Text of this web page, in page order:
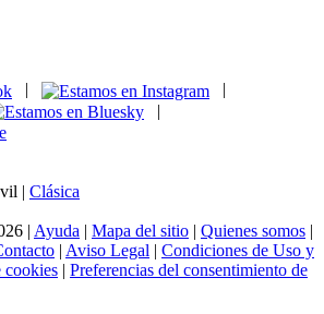
|
| Clásica
| Ayuda | Mapa del sitio | Quienes somos |
| Aviso Legal | Condiciones de Uso y
cookies | Preferencias del consentimiento de